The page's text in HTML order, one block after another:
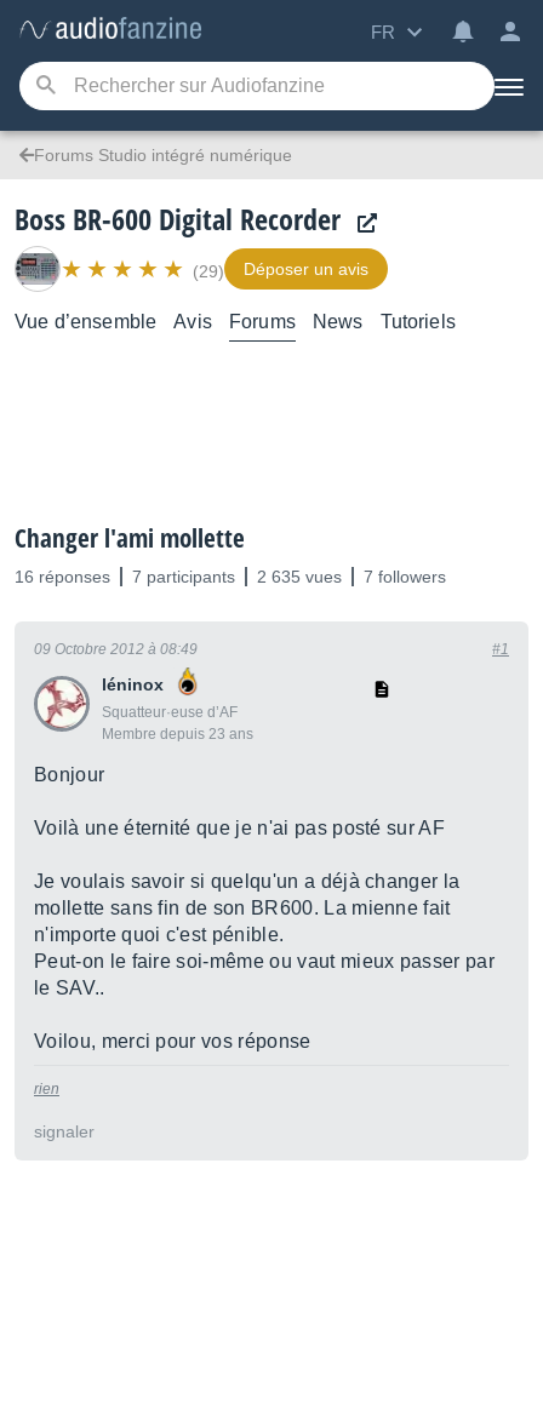
FR
Forums Studio intégré numérique
Boss BR-600 Digital Recorder
(29) Déposer un avis
Vue d’ensemble Avis Forums News Tutoriels
Changer l'ami mollette
16 réponses 7 participants 2 635 vues 7 followers
léninox
Squatteur·euse d’AF
Membre depuis 23 ans
09 Octobre 2012 à 08:49 #1
Bonjour
Voilà une éternité que je n'ai pas posté sur AF
Je voulais savoir si quelqu'un a déjà changer la
mollette sans fin de son BR600. La mienne fait
n'importe quoi c'est pénible.
Peut-on le faire soi-même ou vaut mieux passer par
le SAV..
Voilou, merci pour vos réponse
rien
signaler